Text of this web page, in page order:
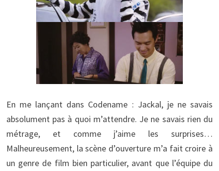
En me lançant dans Codename : Jackal, je ne savais
absolument pas à quoi m’attendre. Je ne savais rien du
métrage, et comme j’aime les surprises…
Malheureusement, la scène d’ouverture m’a fait croire à
un genre de film bien particulier, avant que l’équipe du